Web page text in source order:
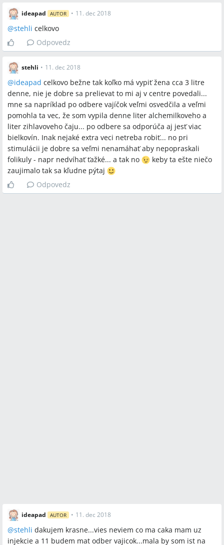
ideapad AUTOR • 11. dec 2018
@stehli celkovo
Odpovedz
stehli • 11. dec 2018
@ideapad celkovo bežne tak koľko má vypiť žena cca 3 litre
denne, nie je dobre sa prelievat to mi aj v centre povedali...
mne sa napríklad po odbere vajíčok veľmi osvedčila a veľmi
pomohla ta vec, že som vypila denne liter alchemilkoveho a
liter zihlavoveho čaju... po odbere sa odporúča aj jesť viac
bielkovín. Inak nejaké extra veci netreba robiť... no pri
stimulácii je dobre sa veľmi nenamáhať aby nepopraskali
folikuly - napr nedvíhať ťažké... a tak no
keby ta ešte niečo
zaujimalo tak sa kľudne pýtaj
Odpovedz
ideapad AUTOR • 11. dec 2018
@stehli dakujem krasne...vies neviem co ma caka mam uz
injekcie a 11 budem mat odber vajicok...mala by som ist na